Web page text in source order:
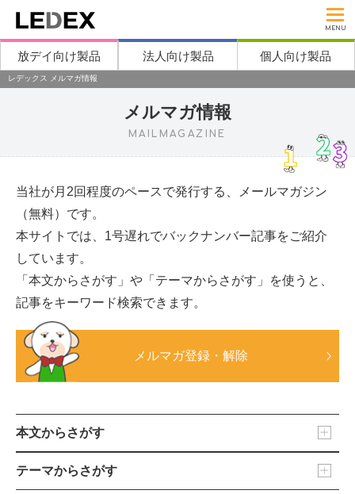
MENU
放デイ向け製品 法人向け製品 個人向け製品
レデックス メルマガ情報
メルマガ情報
MAILMAGAZINE
当社が月2回程度のペースで発行する、メールマガジン
（無料）です。
本サイトでは、1号遅れでバックナンバー記事をご紹介
しています。
「本文からさがす」や「テーマからさがす」を使うと、
記事をキーワード検索できます。
メルマガ登録・解除
本文からさがす
テーマからさがす